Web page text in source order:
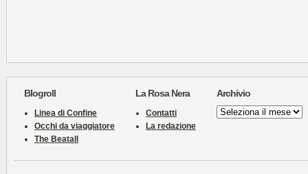
Blogroll
Linea di Confine
Occhi da viaggiatore
The Beatall
La Rosa Nera
Contatti
La redazione
Archivio
Archivio